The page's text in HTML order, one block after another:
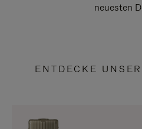
neuesten
ENTDECKE